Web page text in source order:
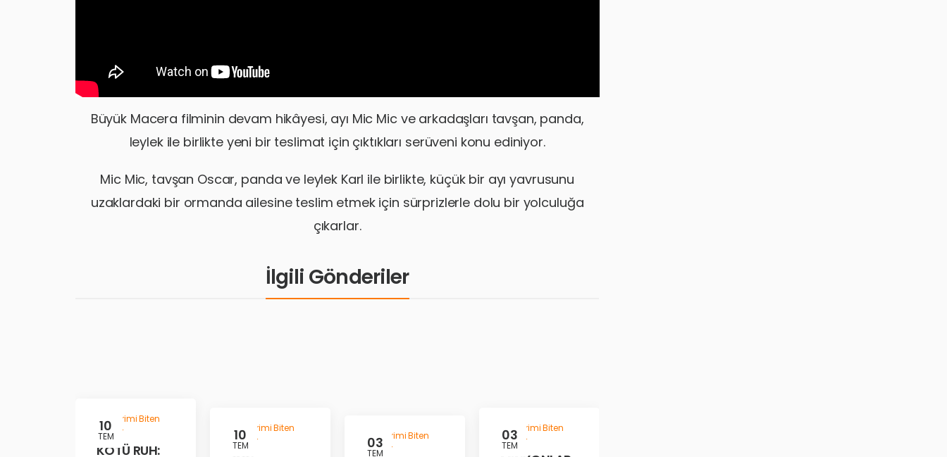
Büyük Macera filminin devam hikâyesi, ayı Mic Mic ve arkadaşları tavşan, panda,
leylek ile birlikte yeni bir teslimat için çıktıkları serüveni konu ediniyor.
Mic Mic, tavşan Oscar, panda ve leylek Karl ile birlikte, küçük bir ayı yavrusunu
uzaklardaki bir ormanda ailesine teslim etmek için sürprizlerle dolu bir yolculuğa
çıkarlar.
İlgili Gönderiler
10
TEM
Gösterimi Biten
Filmler
KÖTÜ RUH:
10
TEM
Gösterimi Biten
Filmler
03
TEM
Gösterimi Biten
Filmler
03
TEM
Gösterimi Biten
Filmler